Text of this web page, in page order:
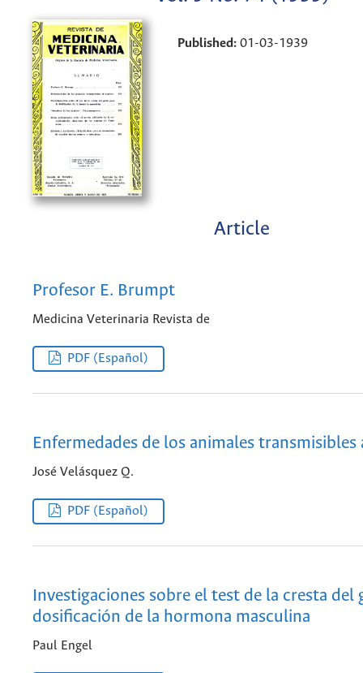
Published: 01-03-1939
Article
Profesor E. Brumpt
Medicina Veterinaria Revista de
PDF (Español)
Enfermedades de los animales
José Velásquez Q.
PDF (Español)
Investigaciones sobre el test de la cresta del
dosificación de la hormona masculina
Paul Engel